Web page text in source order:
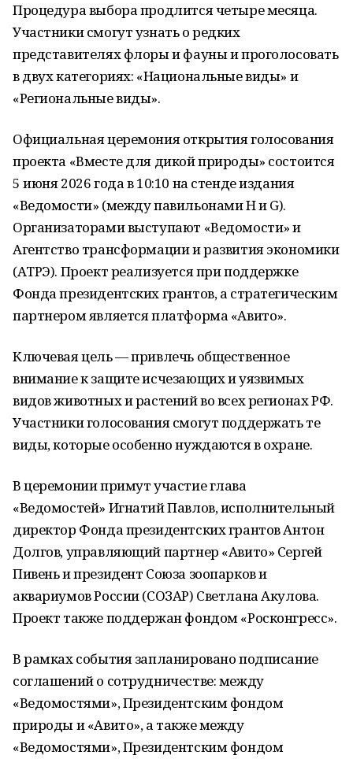
Процедура выбора продлится четыре месяца.
Участники смогут узнать о редких
представителях флоры и фауны и проголосовать
в двух категориях: «Национальные виды» и
«Региональные виды».
Официальная церемония открытия голосования
проекта «Вместе для дикой природы» состоится
5 июня 2026 года в 10:10 на стенде издания
«Ведомости» (между павильонами H и G).
Организаторами выступают «Ведомости» и
Агентство трансформации и развития экономики
(АТРЭ). Проект реализуется при поддержке
Фонда президентских грантов, а стратегическим
партнером является платформа «Авито».
Ключевая цель — привлечь общественное
внимание к защите исчезающих и уязвимых
видов животных и растений во всех регионах РФ.
Участники голосования смогут поддержать те
виды, которые особенно нуждаются в охране.
В церемонии примут участие глава
«Ведомостей» Игнатий Павлов, исполнительный
директор Фонда президентских грантов Антон
Долгов, управляющий партнер «Авито» Сергей
Пивень и президент Союза зоопарков и
аквариумов России (СОЗАР) Светлана Акулова.
Проект также поддержан фондом «Росконгресс».
В рамках события запланировано подписание
соглашений о сотрудничестве: между
«Ведомостями», Президентским фондом
природы и «Авито», а также между
«Ведомостями», Президентским фондом